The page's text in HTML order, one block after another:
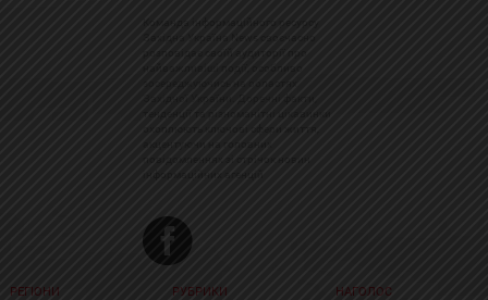
РЕГІОНИ РУБРИКИ НАГОЛОС